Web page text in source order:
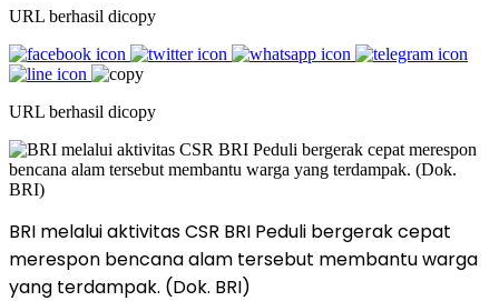
URL berhasil dicopy
URL berhasil dicopy
BRI melalui aktivitas CSR BRI Peduli bergerak cepat
merespon bencana alam tersebut membantu warga
yang terdampak. (Dok. BRI)